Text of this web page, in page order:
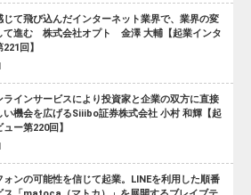
じて飛び込んだインターネット業界で、業界の変
て進む 株式会社オプト 金澤 大輔【起業インタ
回】
ラインサービスにより投資家と企業の双方に直接
い機会を広げるSiiibo証券株式会社 小村 和輝【起
ー第220回】
ォンの可能性を信じて起業。LINEを利用した順番